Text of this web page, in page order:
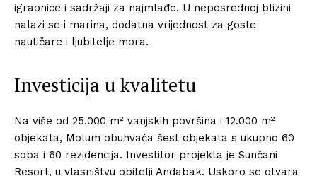
igraonice i sadržaji za najmlađe. U neposrednoj blizini
nalazi se i marina, dodatna vrijednost za goste
nautičare i ljubitelje mora.
Investicija u kvalitetu
Na više od 25.000 m² vanjskih površina i 12.000 m²
objekata, Molum obuhvaća šest objekata s ukupno 60
soba i 60 rezidencija. Investitor projekta je Sunčani
Resort, u vlasništvu obitelji Andabak. Uskoro se otvara